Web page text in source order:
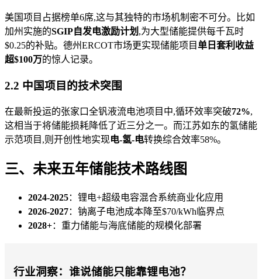
美国项目占据榜单6席,这与其独特的市场机制密不可分。比如
加州实施的SGIP自发电激励计划 ,为大型储能提供每千瓦时
$0.25的补贴。德州ERCOT市场更实现储能项目单日套利收益
超$100万的惊人记录。
2.2 中国项目的技术突围
在最新投运的张家口全钒液流电池项目中,循环效率突破72%,
这相当于将储能损耗降低了近三分之一。而江苏如东的氢储能
示范项目,则开创性地实现电-氢-电转换综合效率58%。
三、未来五年储能技术路线图
2024-2025：锂电+超级电容混合系统商业化应用
2026-2027：钠离子电池成本降至$70/kWh临界点
2028+：重力储能与海底储能的规模化部署
行业洞察：谁说储能只能靠锂电池？